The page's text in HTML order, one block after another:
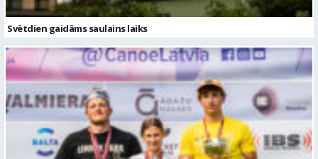
Svētdien gaidāms saulains laiks